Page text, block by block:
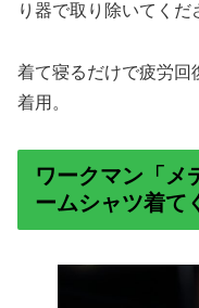
り器で取り除いてくだ
着て寝るだけで疲労回
着用。
ワークマン「メ
ームシャツ着て